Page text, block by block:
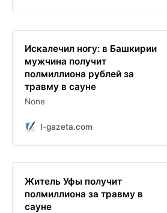
Искалечил ногу: в Башкирии
мужчина получит
полмиллиона рублей за
травму в сауне
None
I-gazeta.com
Житель Уфы получит
полмиллиона за травму в
сауне